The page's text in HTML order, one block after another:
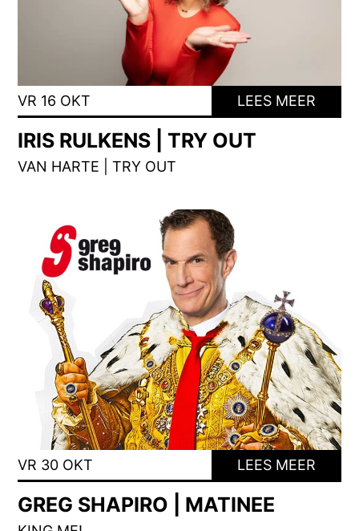
VR 16 OKT LEES MEER
IRIS RULKENS | TRY OUT
VAN HARTE | TRY OUT
VR 30 OKT LEES MEER
GREG SHAPIRO | MATINEE